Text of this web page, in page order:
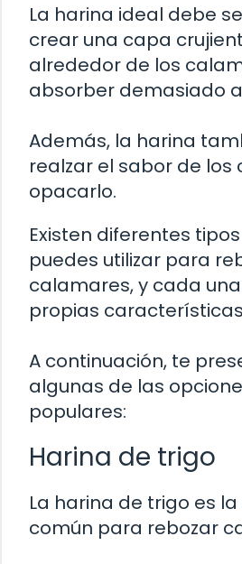
La harina ideal debe
crear una capa
alrededor de los
absorber demasiado
Además, la harina
realzar el sabor de los
opacarlo.
Existen diferentes
puedes utilizar para
calamares, y cada
propias
A continuación, te
algunas de las
populares:
Harina de trigo
La harina de trigo es
común para rebozar